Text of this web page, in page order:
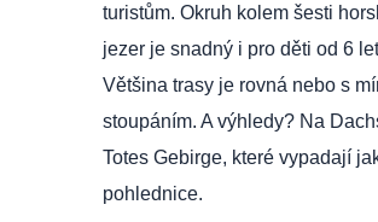
turistům. Okruh kolem šesti
jezer je snadný i pro děti od 6
Většina trasy je rovná nebo s
stoupáním. A výhledy? Na
Totes Gebirge, které vypadají
pohlednice.